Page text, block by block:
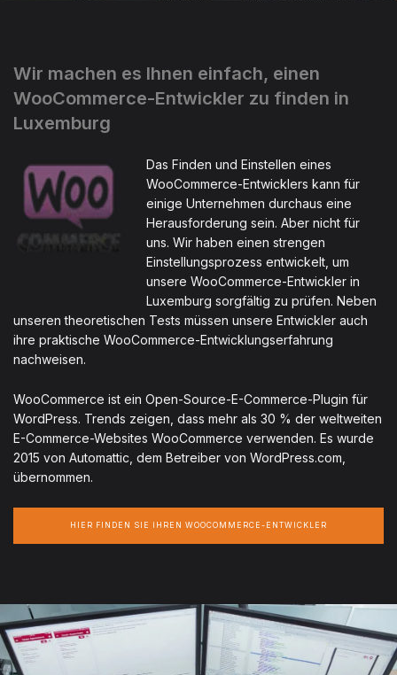
Wir machen es Ihnen einfach, einen
WooCommerce-Entwickler zu finden in
Luxemburg
Das Finden und Einstellen eines
WooCommerce-Entwicklers kann für
einige Unternehmen durchaus eine
Herausforderung sein. Aber nicht für
uns. Wir haben einen strengen
Einstellungsprozess entwickelt, um
unsere WooCommerce-Entwickler in
Luxemburg sorgfältig zu prüfen. Neben
unseren theoretischen Tests müssen unsere Entwickler auch
ihre praktische WooCommerce-Entwicklungserfahrung
nachweisen.
WooCommerce ist ein Open-Source-E-Commerce-Plugin für
WordPress. Trends zeigen, dass mehr als 30 % der weltweiten
E-Commerce-Websites WooCommerce verwenden. Es wurde
2015 von Automattic, dem Betreiber von WordPress.com,
übernommen.
HIER FINDEN SIE IHREN WOOCOMMERCE-ENTWICKLER